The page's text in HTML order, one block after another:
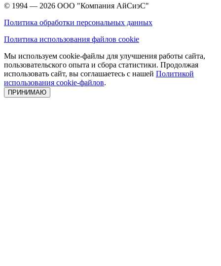
© 1994 — 2026 ООО "Компания АйСиэС"
Политика обработки персональных данных
Политика использования файлов cookie
Мы используем cookie-файлы для улучшения работы сайта,
пользовательского опыта и сбора статистики. Продолжая
использовать сайт, вы соглашаетесь с нашей Политикой
использования cookie-файлов.
ПРИНИМАЮ